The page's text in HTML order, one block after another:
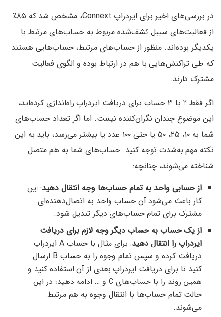
در بررسی‌های اخیر برای ایردراپ Connext، مشخص شد که ۸۵٪
از فعالیت‌های سیبل کشف‌شده مربوط به حساب‌های مرتبط با
یکدیگر بوده‌اند. منظور از حساب‌های مرتبط، حساب‌هایی هستند
که طی تراکنش‌هایی با هم در ارتباط بوده‌ و الگوی فعالیت
مشترک دارند.
اگر فقط ۲ یا ۳ حساب برای دریافت ایردراپ راه‌اندازی کرده‌اید،
این موضوع چندان نگران‌کننده نیست. اما اگر تعداد حساب‌های
شما به ۱۰، ۲۵، ۵۰ یا حتی ۱۰۰ عدد یا بیشتر می‌رسد، باید به این
نکته‌ مهم به‌شدت توجه کنید. حساب‌های شما به هم متصل
شناخته می‌شوند، چنانچه:
از حسابی واحد به تمام حساب‌ها وجه انتقال دهید: این
کار باعث می‌شود آن حساب واحد به اتصال‌دهنده‌‌ای
مشترک برای تمام حساب‌های دیگر تبدیل شود.
از یک حساب به حساب دیگر وجه لازم برای دریافت
ایردراپ را انتقال دهید
: برای مثال با حساب A ایردراپ
دریافت کرده و سپس تمام وجوه را به حساب B ارسال
کنید تا برای دریافت ایردراپ بعدی از آن استفاده کنید و
همین روند را با حساب‌های C و … ادامه دهید؛ در این
حالت تمام حساب‌ها با انتقال وجوه به هم مرتبط
می‌شوند.